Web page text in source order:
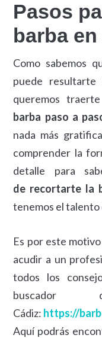
Pasos
barba
Como sabemos
puede
queremos
barba paso a
nada más
comprender la
detalle para
de recortarte la
tenemos el talento
Es por este
acudir a un
todos los
Cádiz: https://
Aquí podrás